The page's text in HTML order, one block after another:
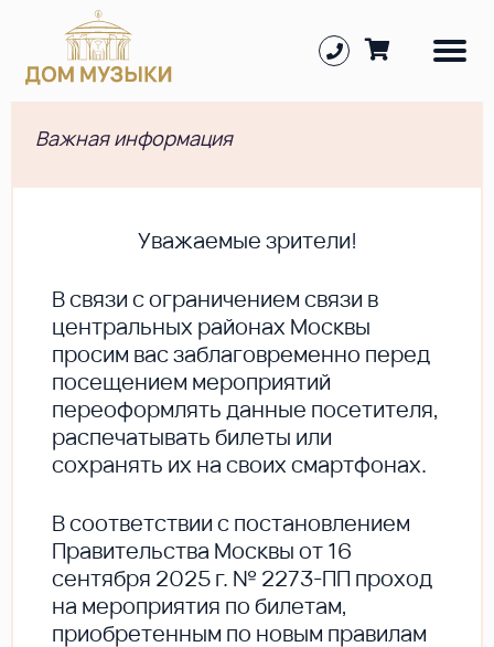
Важная информация
Уважаемые зрители!
В cвязи с ограничением связи в
центральных районах Москвы
просим вас заблаговременно перед
посещением мероприятий
переоформлять данные посетителя,
распечатывать билеты или
сохранять их на своих смартфонах.
В соответствии с постановлением
Правительства Москвы от 16
сентября 2025 г. № 2273-ПП проход
на мероприятия по билетам,
приобретенным по новым правилам